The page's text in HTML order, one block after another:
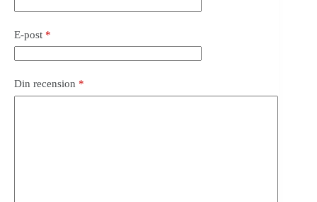
E-post *
Din recension *